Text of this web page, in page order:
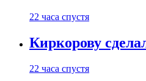
22 часа спустя
Киркорову
22 часа спустя